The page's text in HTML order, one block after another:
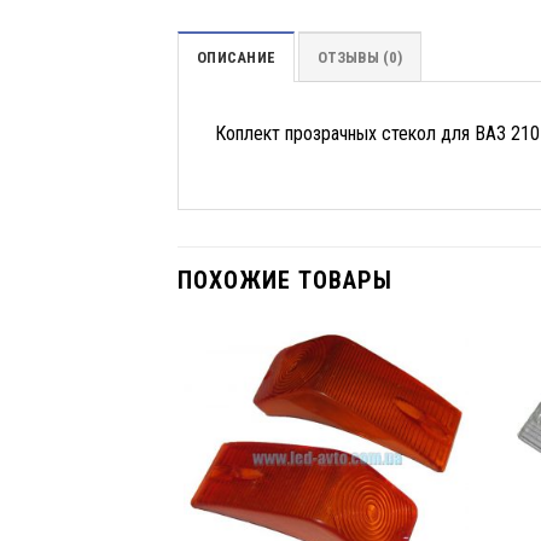
ОПИСАНИЕ ОТЗЫВЫ (0)
Коплект прозрачных стекол для ВАЗ
ПОХОЖИЕ ТОВАРЫ